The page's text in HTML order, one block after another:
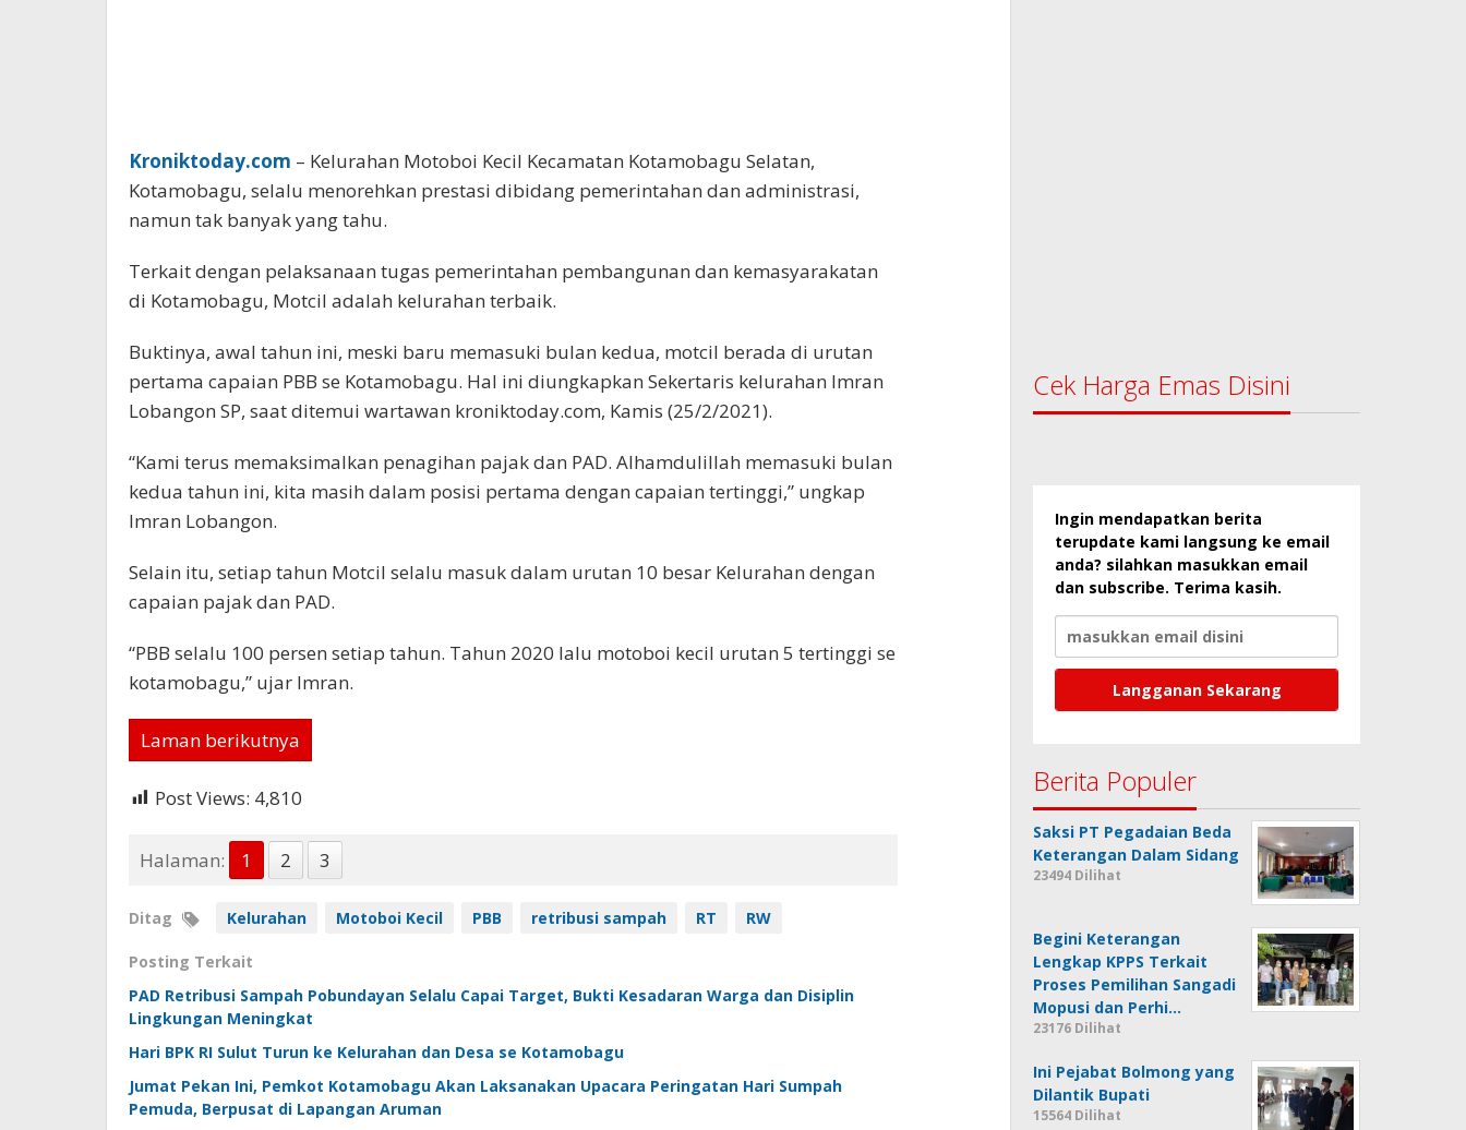
Kroniktoday.com – Kelurahan Motoboi Kecil Kecamatan Kotamobagu Selatan,
Kotamobagu, selalu menorehkan prestasi dibidang pemerintahan dan administrasi,
namun tak banyak yang tahu.
Terkait dengan pelaksanaan tugas pemerintahan pembangunan dan kemasyarakatan
di Kotamobagu, Motcil adalah kelurahan terbaik.
Buktinya, awal tahun ini, meski baru memasuki bulan kedua, motcil berada di urutan
pertama capaian PBB se Kotamobagu. Hal ini diungkapkan Sekertaris kelurahan Imran
Lobangon SP, saat ditemui wartawan kroniktoday.com, Kamis (25/2/2021).
“Kami terus memaksimalkan penagihan pajak dan PAD. Alhamdulillah memasuki bulan
kedua tahun ini, kita masih dalam posisi pertama dengan capaian tertinggi,” ungkap
Imran Lobangon.
Selain itu, setiap tahun Motcil selalu masuk dalam urutan 10 besar Kelurahan dengan
capaian pajak dan PAD.
“PBB selalu 100 persen setiap tahun. Tahun 2020 lalu motoboi kecil urutan 5 tertinggi se
kotamobagu,” ujar Imran.
Laman berikutnya
Post Views: 4,810
Halaman: 1 2 3
Ditag Kelurahan Motoboi Kecil PBB retribusi sampah RT RW
Posting Terkait
PAD Retribusi Sampah Pobundayan Selalu Capai Target, Bukti Kesadaran Warga dan Disiplin
Lingkungan Meningkat
Hari BPK RI Sulut Turun ke Kelurahan dan Desa se Kotamobagu
Jumat Pekan Ini, Pemkot Kotamobagu Akan Laksanakan Upacara Peringatan Hari Sumpah
Pemuda, Berpusat di Lapangan Aruman
Cek Harga Emas Disini
Ingin mendapatkan berita
terupdate kami langsung ke email
anda? silahkan masukkan email
dan subscribe. Terima kasih.
Berita Populer
Saksi PT Pegadaian Beda
Keterangan Dalam Sidang
23494 Dilihat
Begini Keterangan
Lengkap KPPS Terkait
Proses Pemilihan Sangadi
Mopusi dan Perhi…
23176 Dilihat
Ini Pejabat Bolmong yang
Dilantik Bupati
15564 Dilihat